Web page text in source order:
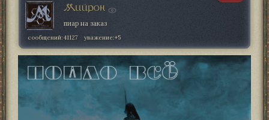
Мийрон
пиар на заказ
сообщений:41127 уважение:+5